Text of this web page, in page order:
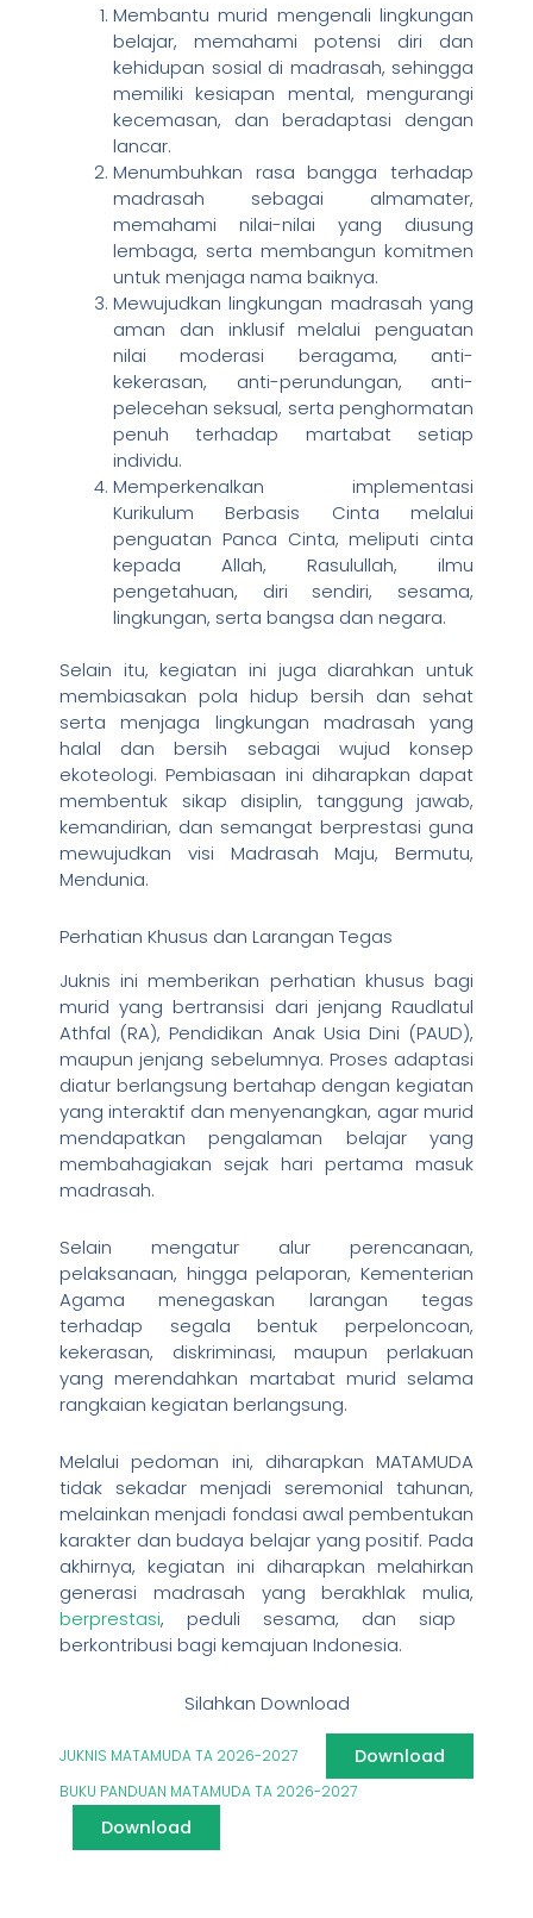
Membantu murid mengenali lingkungan
belajar, memahami potensi diri dan
kehidupan sosial di madrasah, sehingga
memiliki kesiapan mental, mengurangi
kecemasan, dan beradaptasi dengan
lancar.
Menumbuhkan rasa bangga terhadap
madrasah sebagai almamater,
memahami nilai-nilai yang diusung
lembaga, serta membangun komitmen
untuk menjaga nama baiknya.
Mewujudkan lingkungan madrasah yang
aman dan inklusif melalui penguatan
nilai moderasi beragama, anti-
kekerasan, anti-perundungan, anti-
pelecehan seksual, serta penghormatan
penuh terhadap martabat setiap
individu.
Memperkenalkan implementasi
Kurikulum Berbasis Cinta melalui
penguatan Panca Cinta, meliputi cinta
kepada Allah, Rasulullah, ilmu
pengetahuan, diri sendiri, sesama,
lingkungan, serta bangsa dan negara.
Selain itu, kegiatan ini juga diarahkan untuk
membiasakan pola hidup bersih dan sehat
serta menjaga lingkungan madrasah yang
halal dan bersih sebagai wujud konsep
ekoteologi. Pembiasaan ini diharapkan dapat
membentuk sikap disiplin, tanggung jawab,
kemandirian, dan semangat berprestasi guna
mewujudkan visi Madrasah Maju, Bermutu,
Mendunia.
Perhatian Khusus dan Larangan Tegas
Juknis ini memberikan perhatian khusus bagi
murid yang bertransisi dari jenjang Raudlatul
Athfal (RA), Pendidikan Anak Usia Dini (PAUD),
maupun jenjang sebelumnya. Proses adaptasi
diatur berlangsung bertahap dengan kegiatan
yang interaktif dan menyenangkan, agar murid
mendapatkan pengalaman belajar yang
membahagiakan sejak hari pertama masuk
madrasah.
Selain mengatur alur perencanaan,
pelaksanaan, hingga pelaporan, Kementerian
Agama menegaskan larangan tegas
terhadap segala bentuk perpeloncoan,
kekerasan, diskriminasi, maupun perlakuan
yang merendahkan martabat murid selama
rangkaian kegiatan berlangsung.
Melalui pedoman ini, diharapkan MATAMUDA
tidak sekadar menjadi seremonial tahunan,
melainkan menjadi fondasi awal pembentukan
karakter dan budaya belajar yang positif. Pada
akhirnya, kegiatan ini diharapkan melahirkan
generasi madrasah yang berakhlak mulia,
berprestasi, peduli sesama, dan siap
berkontribusi bagi kemajuan Indonesia.
Silahkan Download
JUKNIS MATAMUDA TA 2026-2027 Download
BUKU PANDUAN MATAMUDA TA 2026-2027
Download